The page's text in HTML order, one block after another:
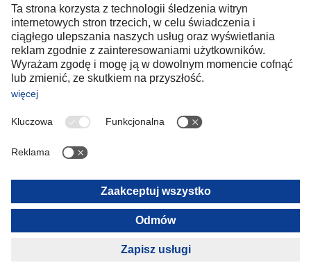
Romania
Slovakia
Spain
Sweden
Switzerland
OCEANIA